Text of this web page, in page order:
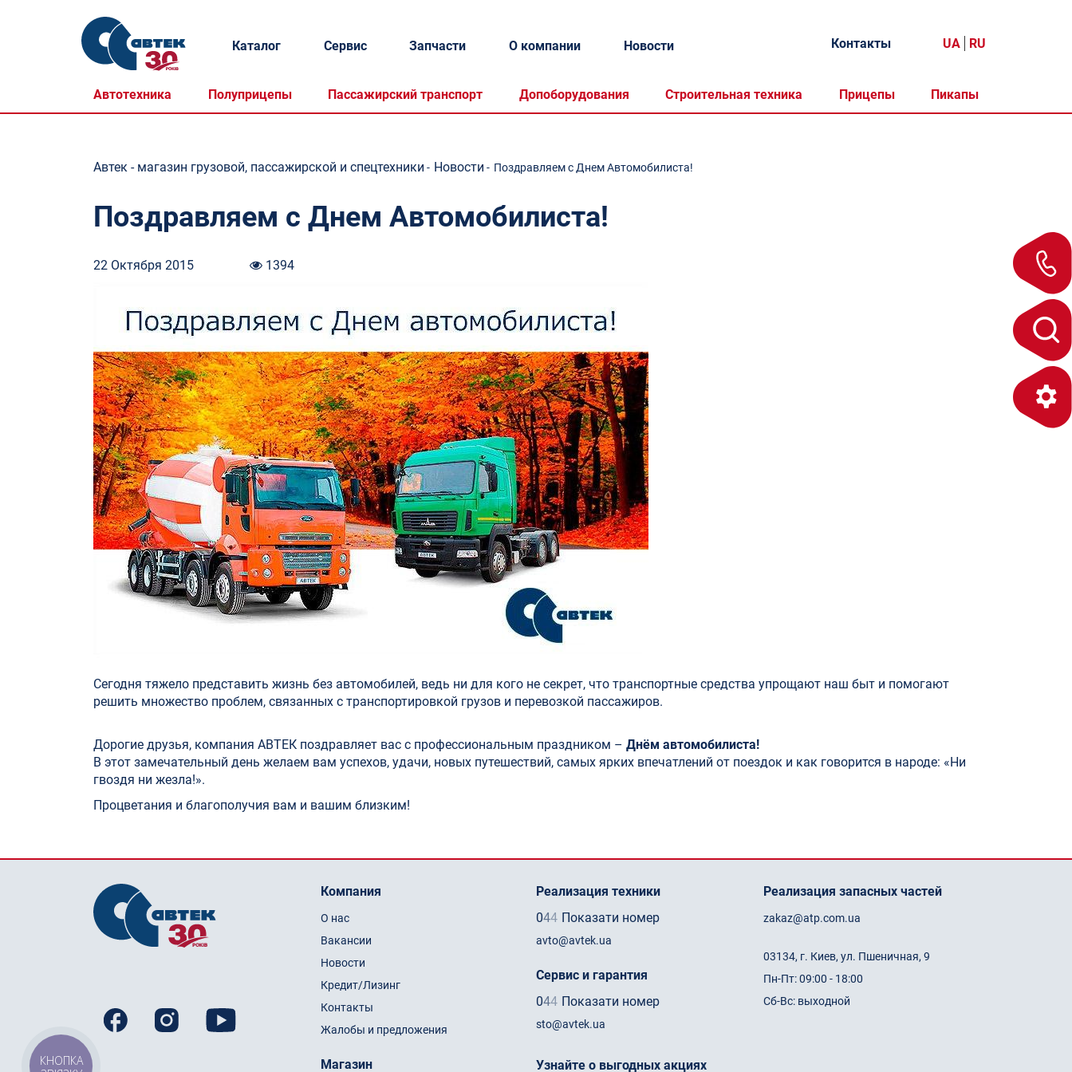
Каталог
Автотехника Полуприцепы Пассажирский транспорт Допоборудования Строительная техника Прицепы Пикапы
Сервис Запчасти О компании Новости Контакты UA RU
Автек - магазин грузовой, пассажирской и спецтехники - Новости - Поздравляем с Днем Автомобилиста!
Поздравляем с Днем Автомобилиста!
22 Октября 2015 1394
Сегодня тяжело представить жизнь без автомобилей, ведь ни для кого не секрет, что транспортные средства упрощают наш быт и помогают
решить множество проблем, связанных с транспортировкой грузов и перевозкой пассажиров.
Дорогие друзья, компания АВТЕК поздравляет вас с профессиональным праздником – Днём автомобилиста!
В этот замечательный день желаем вам успехов, удачи, новых путешествий, самых ярких впечатлений от поездок и как говорится в народе: «Ни
гвоздя ни жезла!».
Процветания и благополучия вам и вашим близким!
Компания
О нас
Вакансии
Новости
Кредит/Лизинг
Контакты
Жалобы и предложения
Магазин
Реализация техники
044 Показати номер
avto@avtek.ua
Сервис и гарантия
044 Показати номер
sto@avtek.ua
Узнайте о выгодных акциях
Реализация запасных частей
zakaz@atp.com.ua
03134, г. Киев, ул. Пшеничная, 9
Пн-Пт: 09:00 - 18:00
Сб-Вс: выходной
КНОПКА